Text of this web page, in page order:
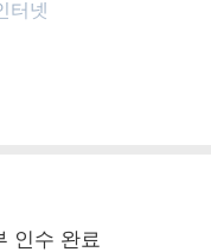
터넷
인수 완료